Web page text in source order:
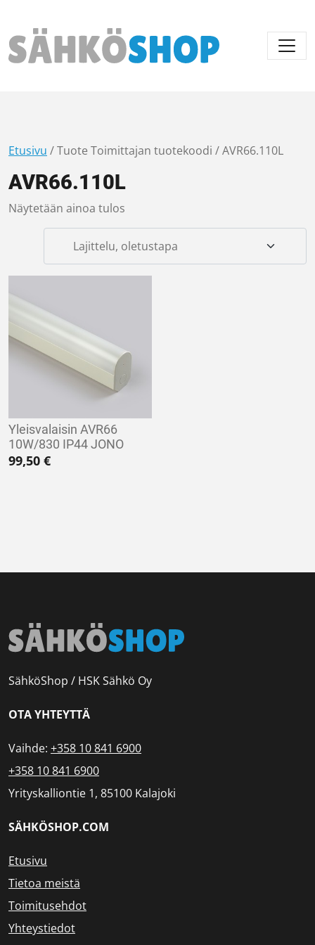
Päävalikko
Etusivu / Tuote Toimittajan tuotekoodi / AVR66.110L
AVR66.110L
Näytetään ainoa tulos
Yleisvalaisin AVR66
10W/830 IP44 JONO
99,50 €
SähköShop / HSK Sähkö Oy
OTA YHTEYTTÄ
Vaihde: +358 10 841 6900
+358 10 841 6900
Yrityskalliontie 1, 85100 Kalajoki
SÄHKÖSHOP.COM
Etusivu
Tietoa meistä
Toimitusehdot
Yhteystiedot